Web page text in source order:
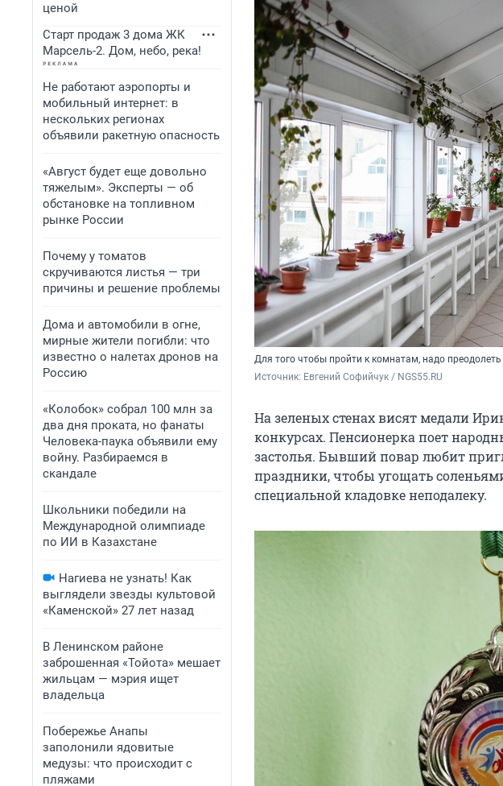
ценой
Старт продаж 3 дома ЖК
Марсель-2. Дом, небо, река!
Не работают аэропорты и
мобильный интернет: в
нескольких регионах
объявили ракетную опасность
«Август будет еще довольно
тяжелым». Эксперты — об
обстановке на топливном
рынке России
Почему у томатов
скручиваются листья — три
причины и решение проблемы
Дома и автомобили в огне,
мирные жители погибли: что
известно о налетах дронов на
Россию
«Колобок» собрал 100 млн за
два дня проката, но фанаты
Человека-паука объявили ему
войну. Разбираемся в
скандале
Школьники победили на
Международной олимпиаде
по ИИ в Казахстане
Нагиева не узнать! Как
выглядели звезды культовой
«Каменской» 27 лет назад
В Ленинском районе
заброшенная «Тойота» мешает
жильцам — мэрия ищет
владельца
Побережье Анапы
заполонили ядовитые
медузы: что происходит с
пляжами
Для того чтобы пройти к комнатам, надо преодолеть
Источник: Евгений Софийчук / NGS55.RU
На зеленых стенах висят медали
конкурсах. Пенсионерка поет
застолья. Бывший повар любит
праздники, чтобы угощать
специальной кладовке неподалеку.